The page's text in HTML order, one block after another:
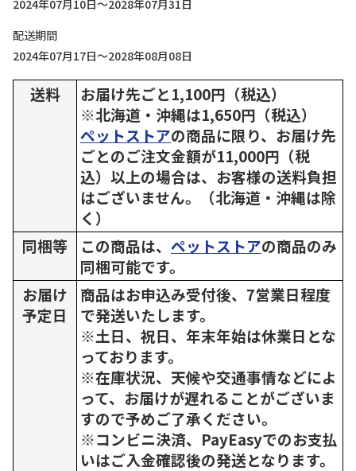
2024年07月10日～2028年07月31日
配送期間
2024年07月17日～2028年08月08日
送料
お届け先ごと1,100円（税込）
※北海道・沖縄は1,650円（税込）
ペットストアの商品に限り、お届け先
ごとのご注文金額が11,000円（税
込）以上の場合は、お客様の送料負担
はございません。（北海道・沖縄は除
く）
同梱等
この商品は、 ペットストアの商品のみ
同梱可能です。
お届け
予定日
商品はお申込み受付後、7営業日程度
で発送いたします。
※土日、祝日、年末年始は休業日とな
っております。
※在庫状況、天候や交通事情などによ
って、お届けが遅れることがございま
すので予めご了承ください。
※コンビニ決済、PayEasyでのお支払
いはご入金確認後の発送となります。